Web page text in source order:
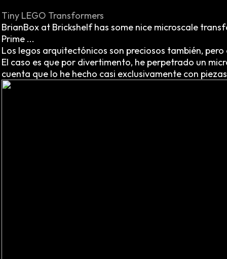
Tiny LEGO Transformers
BrianBox at Brickshelf has some nice microscale
Prime ...
Los legos arquitectónicos son preciosos también,
El caso es que por divertimento, he perpetrado un
cuenta que lo he hecho casi exclusivamente con